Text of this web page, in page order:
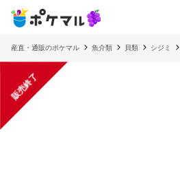
産直・通販のポケマル 魚介類 貝類 シジミ
販売終了